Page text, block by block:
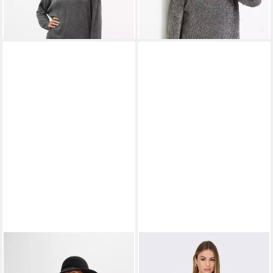
tollem Zopfmuster, lässige
Strickpullover
ONLGEENA XO L/S